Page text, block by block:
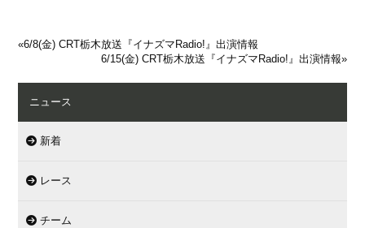
«6/8(金) CRT栃木放送『イナズマRadio!』出演情報
6/15(金) CRT栃木放送『イナズマRadio!』出演情報»
ニュース
新着
レース
チーム